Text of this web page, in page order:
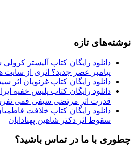
نوشته‌های تازه
دانلود رایگان کتاب آلیستر
پیامبر عصر جدید؟ اثری از
دانلود رایگان کتاب غزنویان اثر
دانلود رایگان کتاب پلیس خفیه
قدرت اثر مرتضی سیفی فمی
دانلود رایگان کتاب خلافت
سقوط اثر دکتر شاهین پهنادایان
چطوری با ما در تماس باشید؟